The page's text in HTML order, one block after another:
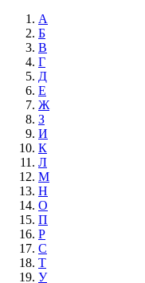
А
Б
В
Г
Д
Е
Ж
З
И
К
Л
М
Н
О
П
Р
С
Т
У